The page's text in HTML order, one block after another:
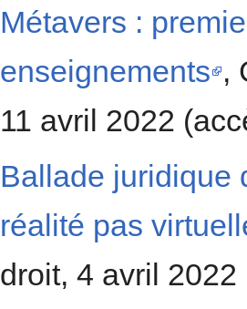
Métavers :
enseignements ,
11 avril 2022
Ballade juridique
réalité pas
droit, 4 avril 2022